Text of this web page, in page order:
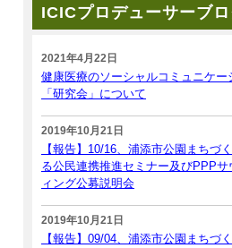
ICICプロデューサーブ
2021年4月22日
健康医療のソーシャルコミュニケー
「研究会」について
2019年10月21日
【報告】10/16、浦添市公園まちづ
る公民連携推進セミナー及びPPPサ
ィング公募説明会
2019年10月21日
【報告】09/04、浦添市公園まちづ